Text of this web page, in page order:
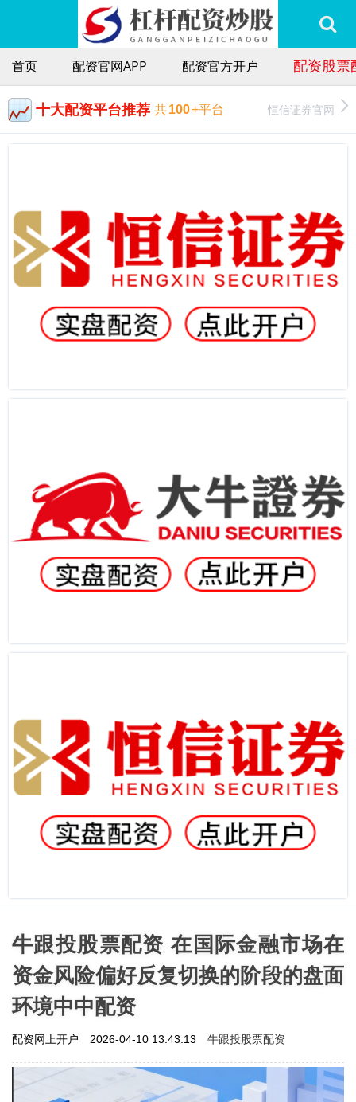
首页 配资官网APP 配资官方开户 配资股票
十大配资平台推荐 共100+平台 恒信证券官网
牛跟投股票配资 在国际金融市场在
资金风险偏好反复切换的阶段的盘面
环境中中配资
配资网上开户 2026-04-10 13:43:13 牛跟投股票配资